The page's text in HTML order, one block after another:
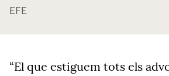
EFE
“El que estiguem tots els